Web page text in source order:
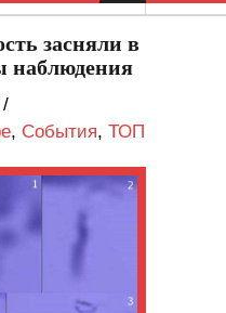
засняли в
наблюдения
/
, События, ТОП